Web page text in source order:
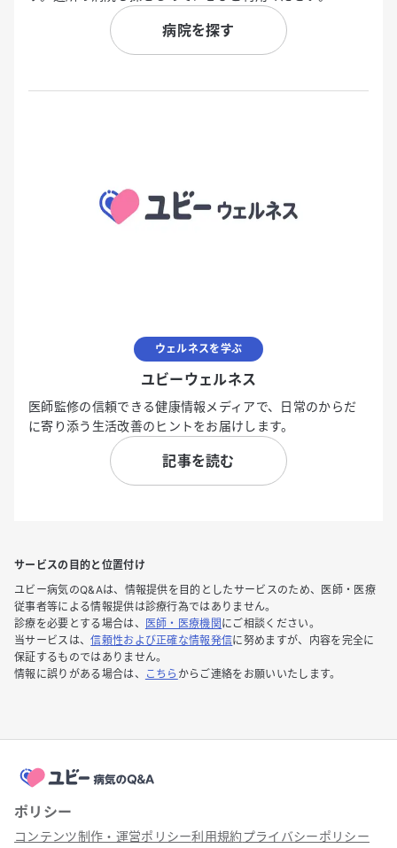
病院を探す
ウェルネスを学ぶ
ユビーウェルネス
医師監修の信頼できる健康情報メディアで、日常のからだ
に寄り添う生活改善のヒントをお届けします。
記事を読む
サービスの目的と位置付け
ユビー病気のQ&Aは、情報提供を目的としたサービスのため、医師・医療
従事者等による情報提供は診療行為ではありません。
診療を必要とする場合は、
医師・医療機関 にご相談ください。
当サービスは、信頼性および正確な情報発信に努めますが、内容を完全に
保証するものではありません。
情報に誤りがある場合は、
こちら からご連絡をお願いいたします。
ポリシー
コンテンツ制作・運営ポリシー利用規約プライバシーポリシー